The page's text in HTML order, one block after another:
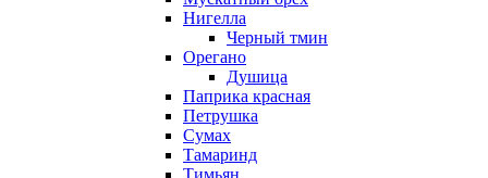
Нигелла
Черный тмин
Орегано
Душица
Паприка красная
Петрушка
Сумах
Тамаринд
Тимьян